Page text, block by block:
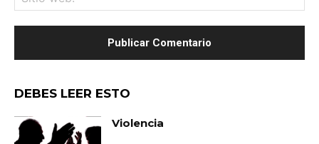
DEBES LEER ESTO
Violencia